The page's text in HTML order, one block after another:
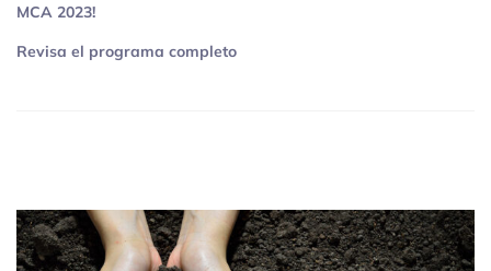
MCA 2023!
Revisa el programa completo